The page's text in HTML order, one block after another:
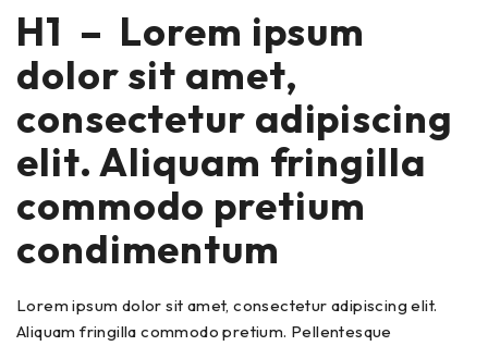
H1 – Lorem ipsum
dolor sit amet,
consectetur adipiscing
elit. Aliquam fringilla
commodo pretium
condimentum
Lorem ipsum dolor sit amet, consectetur adipiscing elit.
Aliquam fringilla commodo pretium. Pellentesque